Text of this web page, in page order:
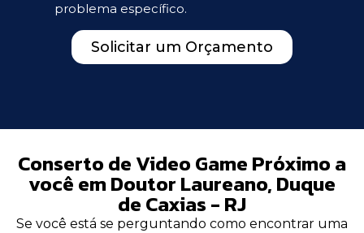
problema específico.
Solicitar um Orçamento
Conserto de Video Game Próximo a
você em Doutor Laureano, Duque
de Caxias - RJ
Se você está se perguntando como encontrar uma